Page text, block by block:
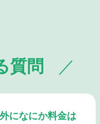
質問
になにか料金は